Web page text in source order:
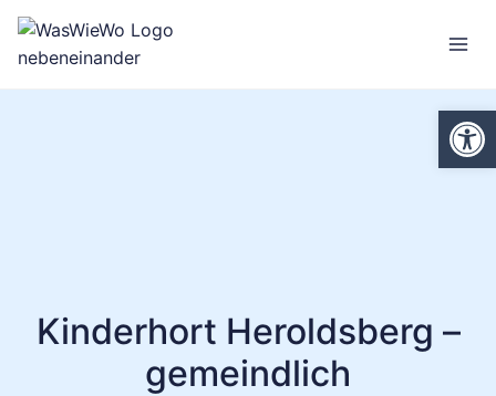
Zum
Inhalt
springen
Kinderhort Heroldsberg –
gemeindlich